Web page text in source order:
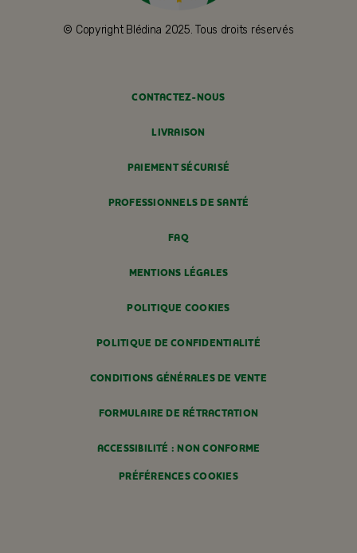
© Copyright Blédina 2025. Tous droits réservés
CONTACTEZ-NOUS
LIVRAISON
PAIEMENT SÉCURISÉ
PROFESSIONNELS DE SANTÉ
FAQ
MENTIONS LÉGALES
POLITIQUE COOKIES
POLITIQUE DE CONFIDENTIALITÉ
CONDITIONS GÉNÉRALES DE VENTE
FORMULAIRE DE RÉTRACTATION
ACCESSIBILITÉ : NON CONFORME
PRÉFÉRENCES COOKIES